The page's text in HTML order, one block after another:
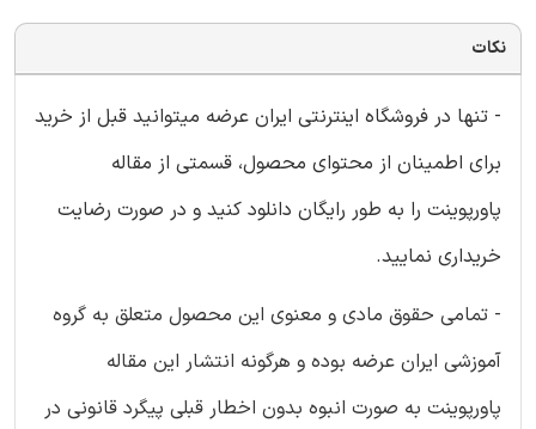
نکات
- تنها در فروشگاه اینترنتی ایران عرضه میتوانید قبل از خرید
برای اطمینان از محتوای محصول، قسمتی از مقاله
پاورپوینت را به طور رایگان دانلود کنید و در صورت رضایت
خریداری نمایید.
- تمامی حقوق مادی و معنوی این محصول متعلق به گروه
آموزشی ایران عرضه بوده و هرگونه انتشار این مقاله
پاورپوینت به صورت انبوه بدون اخطار قبلی پیگرد قانونی در